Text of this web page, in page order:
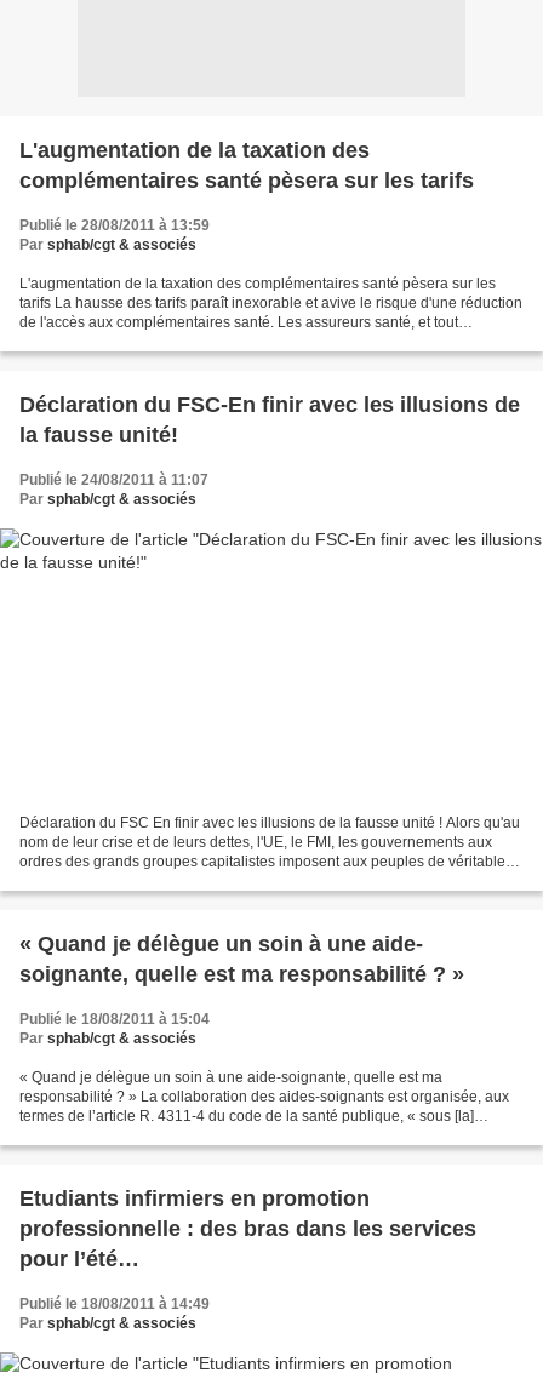
L'augmentation de la taxation des
complémentaires santé pèsera sur les tarifs
Publié le 28/08/2011 à 13:59
Par sphab/cgt & associés
L'augmentation de la taxation des complémentaires santé pèsera sur les
tarifs La hausse des tarifs paraît inexorable et avive le risque d'une réduction
de l'accès aux complémentaires santé. Les assureurs santé, et tout
Déclaration du FSC-En finir avec les illusions de
la fausse unité!
Publié le 24/08/2011 à 11:07
Par sphab/cgt & associés
Déclaration du FSC En finir avec les illusions de la fausse unité ! Alors qu'au
nom de leur crise et de leurs dettes, l'UE, le FMI, les gouvernements aux
ordres des grands groupes capitalistes imposent aux peuples de véritables
« Quand je délègue un soin à une aide-
soignante, quelle est ma responsabilité ? »
Publié le 18/08/2011 à 15:04
Par sphab/cgt & associés
« Quand je délègue un soin à une aide-soignante, quelle est ma
responsabilité ? » La collaboration des aides-soignants est organisée, aux
termes de l’article R. 4311-4 du code de la santé publique, « sous [la]
Etudiants infirmiers en promotion
professionnelle : des bras dans les services
pour l’été…
Publié le 18/08/2011 à 14:49
Par sphab/cgt & associés